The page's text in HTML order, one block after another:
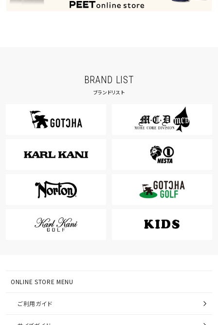
BRAND LIST
ブランドリスト
ONLINE STORE MENU
ご利用ガイド